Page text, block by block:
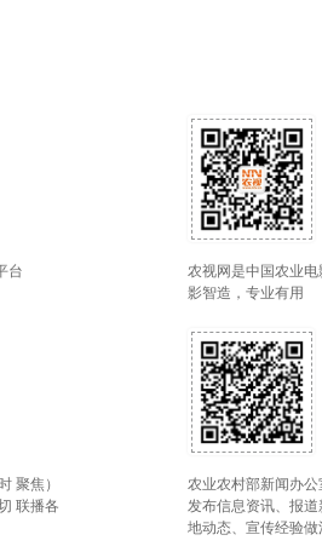
台
农视网是中国农业
影智造，专业有用
聚焦）
联播各
农业农村部新闻办公
发布信息资讯、报
地动态、宣传经验做